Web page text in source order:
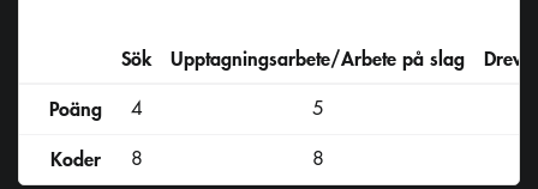
Sök Upptagningsarbete/Arbete på slag
Poäng
4 5
Koder
8 8